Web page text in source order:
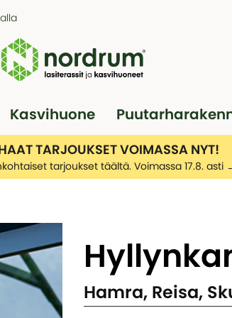
Kasvihuone
Pergola
Autotallit
TARJOUKSET VOIMASSA NYT!
tarjoukset täältä. Voimassa 17.8. asti
Hamra, Reisa,